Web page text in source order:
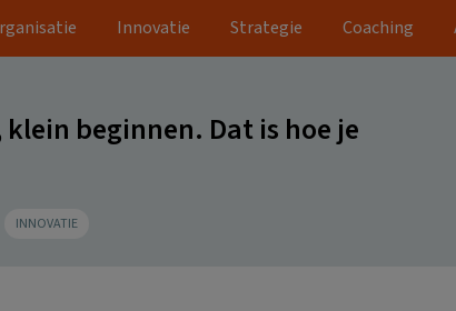
Innovatie Strategie Coaching
beginnen. Dat is hoe je
INNOVATIE